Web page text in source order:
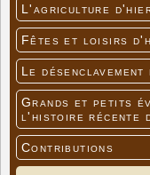
L'agriculture
Fêtes et loisirs
Le désenclavement
Grands et petits
l'histoire récente
Contributions